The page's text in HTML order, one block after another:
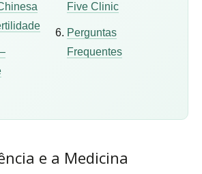
Five Clinic
Perguntas
Frequentes
e a Medicina